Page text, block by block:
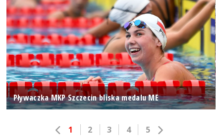
Pływaczka MKP Szczecin bliska medalu ME
1 2 3 4 5